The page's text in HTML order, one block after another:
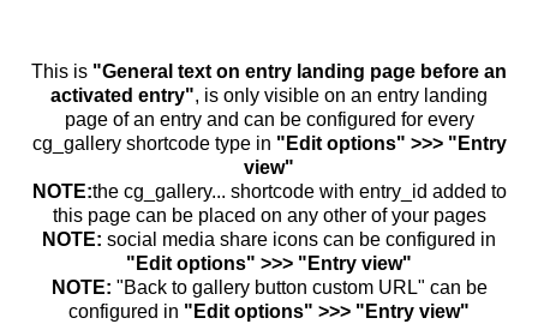
This is "General text on entry landing page before an
activated entry", is only visible on an entry landing
page of an entry and can be configured for every
cg_gallery shortcode type in "Edit options" >>> "Entry
view"
NOTE:the cg_gallery... shortcode with entry_id added to
this page can be placed on any other of your pages
NOTE: social media share icons can be configured in
"Edit options" >>> "Entry view"
NOTE: "Back to gallery button custom URL" can be
configured in "Edit options" >>> "Entry view"